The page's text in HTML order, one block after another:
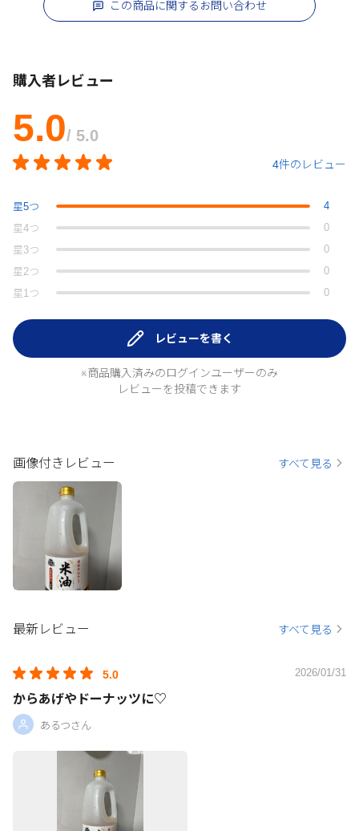
この商品に関するお問い合わせ
購入者レビュー
5.0/ 5.0
4件のレビュー
星5つ
4
星4つ
0
星 3つ
0
星 2つ
0
星 1つ 0
レビューを書く
※商品購入済みのログインユーザーのみ
レビューを投稿できます
画像付きレビュー すべて見る
最新レビュー すべて見る
5.0 2026/01/31
からあげやドーナッツに♡
あるつさん